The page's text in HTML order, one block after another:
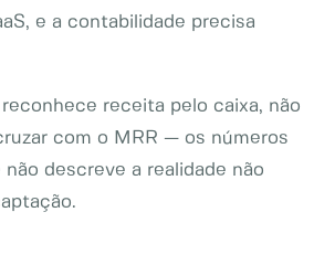
e a contabilidade precisa
receita pelo caixa, não
com o MRR — os números
descreve a realidade não